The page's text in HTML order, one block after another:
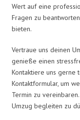
Wert auf eine
Fragen zu
bieten.
Vertraue uns deinen
genieße einen
Kontaktiere uns gerne
Kontaktformular, um
Termin zu
Umzug begleiten zu